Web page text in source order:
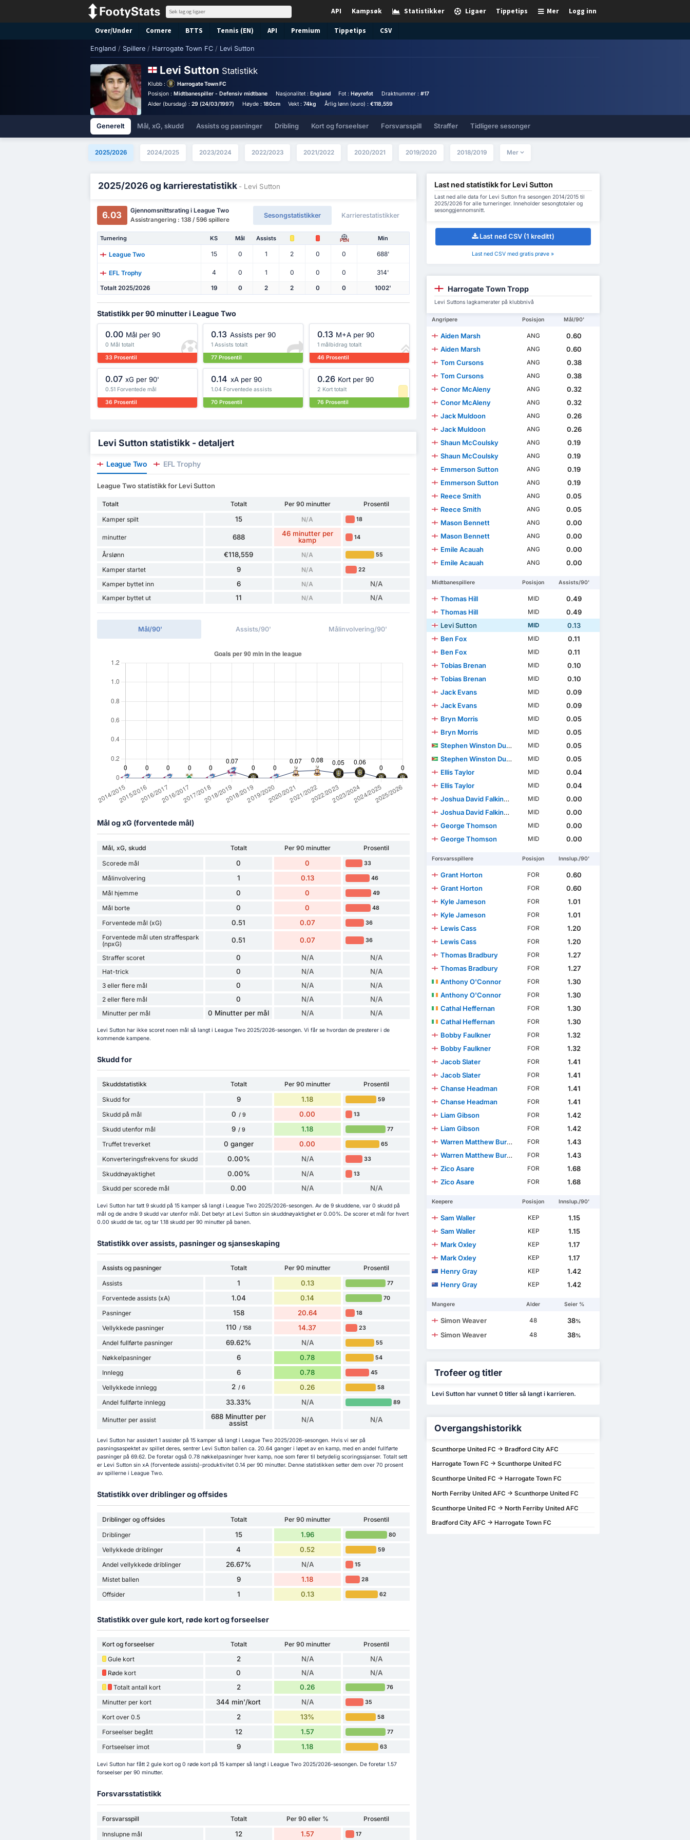
Logg inn
Mer
Tippetips
Ligaer
Statistikker
Kampsøk
API
Over/Under Cornere BTTS Tennis (EN) API Premium Tippetips CSV
England / Spillere / Harrogate Town FC / Levi Sutton
Levi Sutton Statistikk
Klubb :
Harrogate Town FC
Posisjon :Midtbanespiller - Defensiv midtbane Nasjonalitet : England Fot :Høyrefot Draktnummer : #17
Alder (bursdag) :29 (24/03/1997) Høyde : 180cm Vekt :74kg Årlig lønn (euro) : €118,559
Generelt Mål, xG, skudd Assists og pasninger Dribling Kort og forseelser Forsvarsspill Straffer Tidligere sesonger
2025/2026 2024/2025 2023/2024 2022/2023 2021/2022 2020/2021 2019/2020 2018/2019 Mer
2025/2026 og karrierestatistikk - Levi Sutton
6.03
Gjennomsnittsrating i League Two
Assistrangering : 138 / 596 spillere
Sesongstatistikker Karrierestatistikker
Turnering KS Mål Assists PEN Min
League Two 15 0 1 2 0 0 688'
EFL Trophy 4 0 1 0 0 0 314'
Totalt 2025/2026 19 0 2 2 0 0 1002'
Statistikk per 90 minutter i League Two
0.00 Mål per 90
0 Mål totalt
33 Prosentil
0.13 Assists per 90
1 Assists totalt
77 Prosentil
0.13 M+A per 90
1 målbidrag totalt
46 Prosentil
0.07 xG per 90'
0.51 Forventede mål
36 Prosentil
0.14 xA per 90
1.04 Forventede assists
70 Prosentil
0.26 Kort per 90
2 Kort totalt
76 Prosentil
Levi Sutton statistikk - detaljert
League Two EFL Trophy
League Two statistikk for Levi Sutton
Totalt Totalt Per 90 minutter
Prosentil
Kamper spilt
15 N/A 18
minutter 688
46 minutter per
kamp
14
Årslønn €118,559 N/A 55
Kamper startet 9 N/A 22
Kamper byttet inn 6 N/A N/A
Kamper byttet ut 11 N/A N/A
Mål/90' Assists/90' Målinvolvering/90'
Mål og xG (forventede mål)
Mål, xG, skudd Totalt Per 90 minutter
Prosentil
Scorede mål
0 0 33
Målinvolvering 1 0.13 46
Mål hjemme 0 0 49
Mål borte 0 0 48
Forventede mål (xG) 0.51 0.07 36
Forventede mål uten straffespark
(npxG)
0.51 0.07 36
Straffer scoret 0 N/A N/A
Hat-trick 0 N/A N/A
3 eller flere mål 0 N/A N/A
2 eller flere mål 0 N/A N/A
Minutter per mål 0 Minutter per mål N/A N/A
Levi Sutton har ikke scoret noen mål så langt i League Two 2025/2026-sesongen. Vi får se hvordan de presterer i de
kommende kampene.
Skudd for
Skuddstatistikk Totalt Per 90 minutter
Prosentil
Skudd for
9 1.18 59
Skudd på mål 0 / 9 0.00 13
Skudd utenfor mål 9 / 9 1.18 77
Truffet treverket 0 ganger 0.00 65
Konverteringsfrekvens for skudd 0.00% N/A 33
Skuddnøyaktighet 0.00% N/A 13
Skudd per scorede mål 0.00 N/A N/A
Levi Sutton har tatt 9 skudd på 15 kamper så langt i League Two 2025/2026-sesongen. Av de 9 skuddene, var 0 skudd på
mål og de andre 9 skudd var utenfor mål. Det betyr at Levi Sutton sin skuddnøyaktighet er 0.00%. De scorer et mål for hvert
0.00 skudd de tar, og tar 1.18 skudd per 90 minutter på banen.
Statistikk over assists, pasninger og sjanseskaping
Assists og pasninger Totalt Per 90 minutter
Prosentil
Assists
1 0.13 77
Forventede assists (xA) 1.04 0.14 70
Pasninger 158 20.64 18
Vellykkede pasninger 110 / 158 14.37 23
Andel fullførte pasninger 69.62% N/A 55
Nøkkelpasninger 6 0.78 54
Innlegg 6 0.78 45
Vellykkede innlegg 2 / 6 0.26 58
Andel fullførte innlegg 33.33% N/A 89
Minutter per assist
688 Minutter per
assist
N/A N/A
Levi Sutton har assistert 1 assister på 15 kamper så langt i League Two 2025/2026-sesongen. Hvis vi ser på
pasningsaspektet av spillet deres, sentrer Levi Sutton ballen ca. 20.64 ganger i løpet av en kamp, med en andel fullførte
pasninger på 69.62. De foretar også 0.78 nøkkelpasninger hver kamp, noe som fører til betydelig scoringssjanser. Totalt sett
er Levi Sutton sin xA (forventede assists)-produktivitet 0.14 per 90 minutter. Denne statistikken setter dem over 70 prosent
av spillerne i League Two.
Statistikk over driblinger og offsides
Driblinger og offsides Totalt Per 90 minutter
Prosentil
Driblinger
15 1.96 80
Vellykkede driblinger 4 0.52 59
Andel vellykkede driblinger 26.67% N/A 15
Mistet ballen 9 1.18 28
Offsider 1 0.13 62
Statistikk over gule kort, røde kort og forseelser
Kort og forseelser Totalt Per 90 minutter
Prosentil
Gule kort
2 N/A N/A
Røde kort 0 N/A N/A
Totalt antall kort 2 0.26 76
Minutter per kort 344 min'/kort N/A 35
Kort over 0.5 2 13% 58
Forseelser begått 12 1.57 77
Fortseelser imot 9 1.18 63
Levi Sutton har fått 2 gule kort og 0 røde kort på 15 kamper så langt i League Two 2025/2026-sesongen. De foretar 1.57
forseelser per 90 minutter.
Forsvarsstatistikk
Forsvarsspill Totalt Per 90 eller %
Prosentil
Innslupne mål
12 1.57 17
Last ned statistikk for Levi Sutton
Last ned alle data for Levi Sutton fra sesongen 2014/2015 til
2025/2026 for alle turneringer. Inneholder sesongtotaler og
sesonggjennomsnitt.
Last ned CSV (1 kreditt)
Last ned CSV med gratis prøve »
Harrogate Town Tropp
Levi Suttons lagkamerater på klubbnivå
Angripere Posisjon Mål/90'
Aiden Marsh ANG
0.60
Aiden Marsh
ANG
0.60
Tom Cursons
ANG
0.38
Tom Cursons
ANG
0.38
Conor McAleny
ANG
0.32
Conor McAleny
ANG
0.32
Jack Muldoon
ANG
0.26
Jack Muldoon
ANG
0.26
Shaun McCoulsky
ANG
0.19
Shaun McCoulsky
ANG
0.19
Emmerson Sutton
ANG
0.19
Emmerson Sutton
ANG
0.19
Reece Smith
ANG
0.05
Reece Smith
ANG
0.05
Mason Bennett
ANG
0.00
Mason Bennett
ANG
0.00
Emile Acauah
ANG
0.00
Emile Acauah
ANG 0.00
Midtbanespillere Posisjon Assists/90'
Thomas Hill MID
0.49
Thomas Hill
MID
0.49
Levi Sutton
MID
0.13
Ben Fox
MID
0.11
Ben Fox
MID
0.11
Tobias Brenan
MID
0.10
Tobias Brenan
MID
0.10
Jack Evans
MID
0.09
Jack Evans
MID
0.09
Bryn Morris
MID
0.05
Bryn Morris
MID
0.05
Stephen Winston Duke-McKenna
MID
0.05
Stephen Winston Duke-McKenna
MID
0.05
Ellis Taylor
MID
0.04
Ellis Taylor
MID
0.04
Joshua David Falkingham
MID
0.00
Joshua David Falkingham
MID
0.00
George Thomson
MID
0.00
George Thomson
MID 0.00
Forsvarsspillere Posisjon Innslup./90'
Grant Horton FOR
0.60
Grant Horton
FOR
0.60
Kyle Jameson
FOR
1.01
Kyle Jameson
FOR
1.01
Lewis Cass
FOR
1.20
Lewis Cass
FOR
1.20
Thomas Bradbury
FOR
1.27
Thomas Bradbury
FOR
1.27
Anthony O'Connor
FOR
1.30
Anthony O'Connor
FOR
1.30
Cathal Heffernan
FOR
1.30
Cathal Heffernan
FOR
1.30
Bobby Faulkner
FOR
1.32
Bobby Faulkner
FOR
1.32
Jacob Slater
FOR
1.41
Jacob Slater
FOR
1.41
Chanse Headman
FOR
1.41
Chanse Headman
FOR
1.41
Liam Gibson
FOR
1.42
Liam Gibson
FOR
1.42
Warren Matthew Burrell
FOR
1.43
Warren Matthew Burrell
FOR
1.43
Zico Asare
FOR
1.68
Zico Asare
FOR 1.68
Keepere Posisjon Innslup./90'
Sam Waller KEP
1.15
Sam Waller
KEP
1.15
Mark Oxley
KEP
1.17
Mark Oxley
KEP
1.17
Henry Gray
KEP
1.42
Henry Gray
KEP 1.42
Mangere Alder Seier %
Simon Weaver 48 38%
Simon Weaver 48 38%
Trofeer og titler
Levi Sutton har vunnet 0 titler så langt i karrieren.
Overgangshistorikk
Scunthorpe United FC -> Bradford City AFC
Harrogate Town FC -> Scunthorpe United FC
Scunthorpe United FC -> Harrogate Town FC
North Ferriby United AFC -> Scunthorpe United FC
Scunthorpe United FC -> North Ferriby United AFC
Bradford City AFC -> Harrogate Town FC